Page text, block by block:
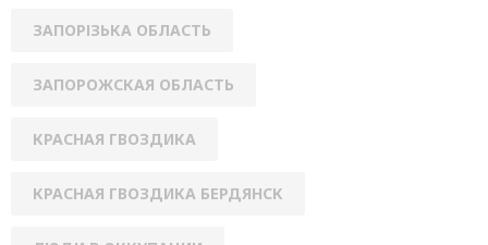
ЗАПОРІЗЬКА ОБЛАСТЬ
ЗАПОРОЖСКАЯ ОБЛАСТЬ
КРАСНАЯ ГВОЗДИКА
КРАСНАЯ ГВОЗДИКА БЕРДЯНСК